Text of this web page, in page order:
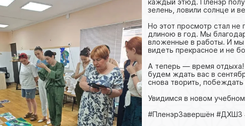
каждый этюд. Пленэр
зелень, ловили солнце и
Но этот просмотр стал
длиною в год. Мы
вложенные в работы. И мы
видеть прекрасное и не
А теперь — время отдыха!
будем ждать вас в
снова творить, побеждать
Увидимся в новом
#ПленэрЗавершён #ДХШ3